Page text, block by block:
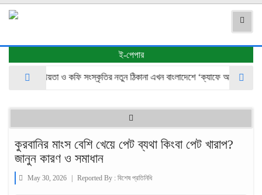
ই-পেপার
আতিথেয়তা ও কফি সংস্কৃতির নতুন ঠিকানা এখন বাংলাদেশে ‘ক্যাফে আমাজন’
কুরবানির মাংস বেশি খেয়ে পেট ব্যথা কিংবা পেট খারাপ?
জানুন কারণ ও সমাধান
May 30, 2026 Reported By : বিশেষ প্রতিনিধি